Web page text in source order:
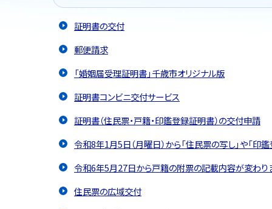
証明書の交付
郵便請求
「婚姻届受理証明書」千歳市オリジナル版
証明書コンビニ交付サービス
証明書（住民票・戸籍・印鑑登録証明書）の交付申請
令和8年1月5日（月曜日）から「住民票の写し」や「印
令和6年5月27日から戸籍の附票の記載内容が変わり
住民票の広域交付